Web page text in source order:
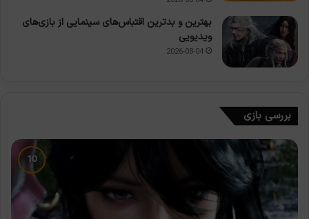
بهترین و بدترین اقتباس‌های سینمایی از بازی‌های
ویدیویی
2026-08-04
بررسی بازی